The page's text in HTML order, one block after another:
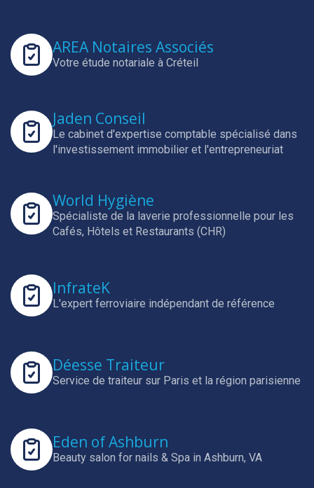
AREA Notaires Associés
Votre étude notariale à Créteil
Jaden Conseil
Le cabinet d'expertise comptable spécialisé dans
l'investissement immobilier et l'entrepreneuriat
World Hygiène
Spécialiste de la laverie professionnelle pour les
Cafés, Hôtels et Restaurants (CHR)
InfrateK
L'expert ferroviaire indépendant de référence
Déesse Traiteur
Service de traiteur sur Paris et la région parisienne
Eden of Ashburn
Beauty salon for nails & Spa in Ashburn, VA